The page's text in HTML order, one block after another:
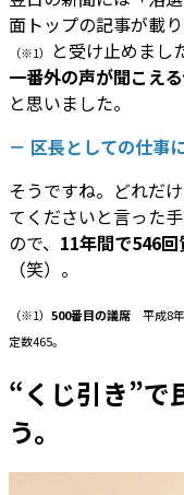
面トップの記事が載
（※1）
と受け止めまし
一番外の声が聞こえ
と思いました。
－ 区長としての仕事
そうですね。どれだ
てくださいと言った
ので、 11年間で546回
（笑）。
（※1） 500番目の議席 平成8
定数465。
“くじ引き”で
う。